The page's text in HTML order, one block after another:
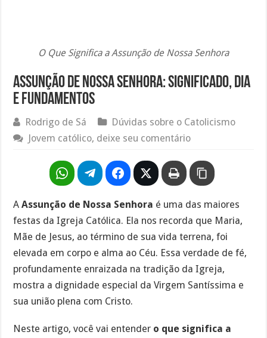
O Que Significa a Assunção de Nossa Senhora
Assunção de Nossa Senhora: Significado, Dia
e Fundamentos
Rodrigo de Sá
Dúvidas sobre o Catolicismo
Jovem católico, deixe seu comentário
AAssunção de Nossa Senhora é uma das maiores
festas da Igreja Católica. Ela nos recorda que Maria,
Mãe de Jesus, ao término de sua vida terrena, foi
elevada em corpo e alma ao Céu. Essa verdade de fé,
profundamente enraizada na tradição da Igreja,
mostra a dignidade especial da Virgem Santíssima e
sua união plena com Cristo.
Neste artigo, você vai entender o que significa a